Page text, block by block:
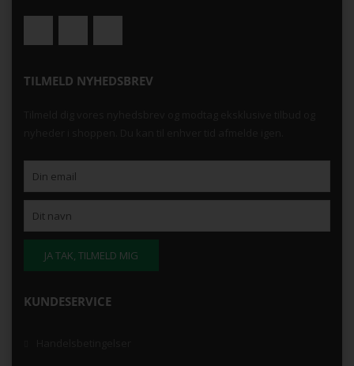
TILMELD NYHEDSBREV
KUNDESERVICE